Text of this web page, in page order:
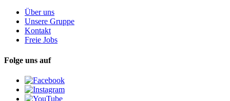
Über uns
Unsere Gruppe
Kontakt
Freie Jobs
Folge uns auf